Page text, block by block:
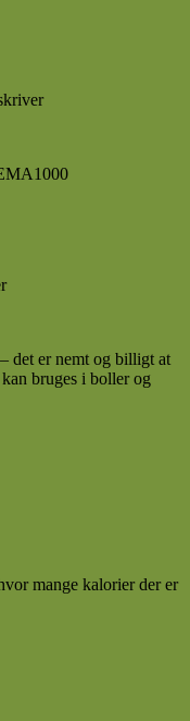
det er nemt og billigt at
bruges i boller og
mange kalorier der er